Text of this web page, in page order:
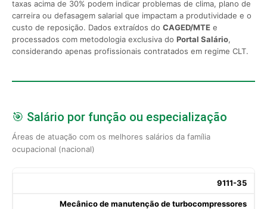
taxas acima de 30% podem indicar problemas de clima, plano de
carreira ou defasagem salarial que impactam a produtividade e o
custo de reposição. Dados extraídos do CAGED/MTE e
processados com metodologia exclusiva do Portal Salário,
considerando apenas profissionais contratados em regime CLT.
🎯 Salário por função ou especialização
Áreas de atuação com os melhores salários da família
ocupacional (nacional)
9111-35
Mecânico de manutenção de turbocompressores